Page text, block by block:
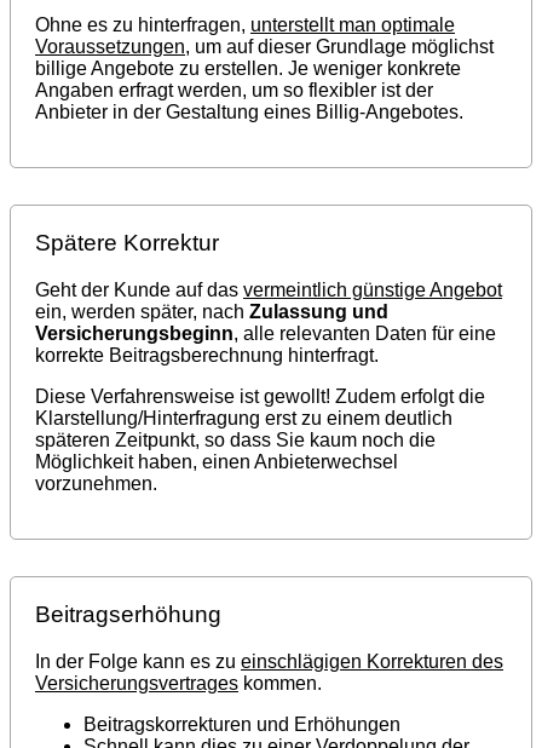
Ohne es zu hinterfragen, unterstellt man optimale
Voraussetzungen, um auf dieser Grundlage möglichst
billige Angebote zu erstellen. Je weniger konkrete
Angaben erfragt werden, um so flexibler ist der
Anbieter in der Gestaltung eines Billig-Angebotes.
Spätere Korrektur
Geht der Kunde auf das vermeintlich günstige Angebot
ein, werden später, nach Zulassung und
Versicherungsbeginn, alle relevanten Daten für eine
korrekte Beitragsberechnung hinterfragt.
Diese Verfahrensweise ist gewollt! Zudem erfolgt die
Klarstellung/Hinterfragung erst zu einem deutlich
späteren Zeitpunkt, so dass Sie kaum noch die
Möglichkeit haben, einen Anbieterwechsel
vorzunehmen.
Beitragserhöhung
In der Folge kann es zu einschlägigen Korrekturen des
Versicherungsvertrages kommen.
Beitragskorrekturen und Erhöhungen